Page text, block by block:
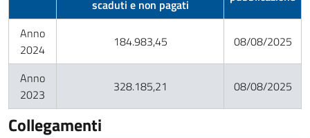
scaduti e non pagati
Anno
2024
184.983,45 08/08/2025
Anno
2023
328.185,21 08/08/2025
Collegamenti